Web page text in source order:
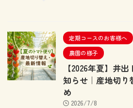
定期コースのお客様へ
農園の様子
【2026年夏】井
知らせ｜産地切り
め
2026/7/8